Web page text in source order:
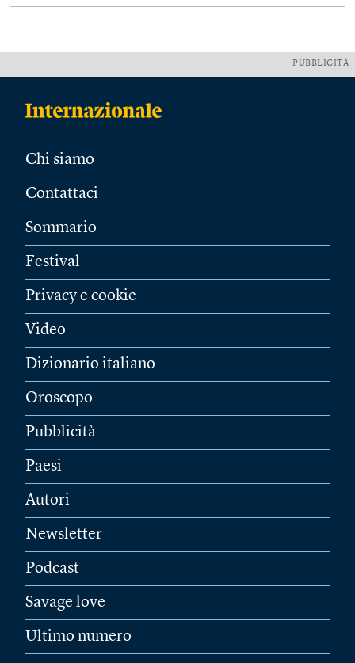
PUBBLICITÀ
Chi siamo
Contattaci
Sommario
Festival
Privacy e cookie
Video
Dizionario italiano
Oroscopo
Pubblicità
Paesi
Autori
Newsletter
Podcast
Savage love
Ultimo numero